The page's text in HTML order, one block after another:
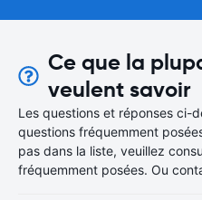
Ce que la
veulent savoir
Les questions et réponses ci-
questions fréquemment
pas dans la liste, veuillez
fréquemment posées. Ou